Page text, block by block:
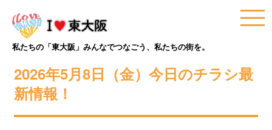
私たちの「東大阪」みんなでつなごう、私たちの街を。
2026年5月8日（金）今日のチラシ最
新情報！